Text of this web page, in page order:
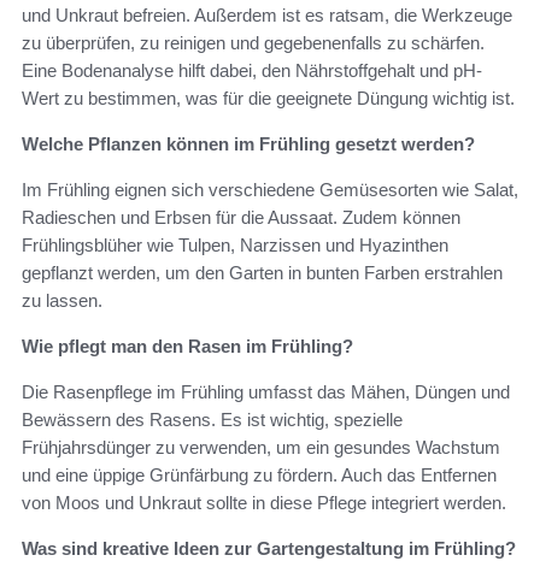
und Unkraut befreien. Außerdem ist es ratsam, die Werkzeuge
zu überprüfen, zu reinigen und gegebenenfalls zu schärfen.
Eine Bodenanalyse hilft dabei, den Nährstoffgehalt und pH-
Wert zu bestimmen, was für die geeignete Düngung wichtig ist.
Welche Pflanzen können im Frühling gesetzt werden?
Im Frühling eignen sich verschiedene Gemüsesorten wie Salat,
Radieschen und Erbsen für die Aussaat. Zudem können
Frühlingsblüher wie Tulpen, Narzissen und Hyazinthen
gepflanzt werden, um den Garten in bunten Farben erstrahlen
zu lassen.
Wie pflegt man den Rasen im Frühling?
Die Rasenpflege im Frühling umfasst das Mähen, Düngen und
Bewässern des Rasens. Es ist wichtig, spezielle
Frühjahrsdünger zu verwenden, um ein gesundes Wachstum
und eine üppige Grünfärbung zu fördern. Auch das Entfernen
von Moos und Unkraut sollte in diese Pflege integriert werden.
Was sind kreative Ideen zur Gartengestaltung im Frühling?